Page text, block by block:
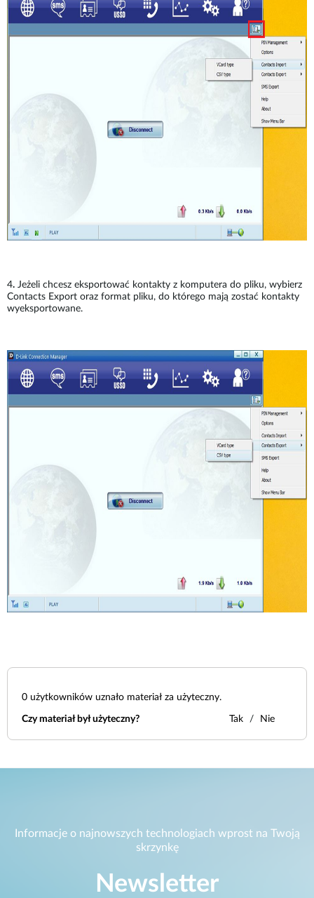
4. Jeżeli chcesz eksportować kontakty z komputera do pliku, wybierz
Contacts Export oraz format pliku, do którego mają zostać kontakty
wyeksportowane.
0 użytkowników uznało materiał za użyteczny.
Czy materiał był użyteczny? Tak Nie
Informacje o najnowszych technologiach wprost na Twoją
skrzynkę
Newsletter